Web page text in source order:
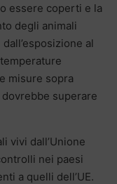
essere coperti e la
degli animali
al
misure sopra
superare
vivi dall’Unione
nei paesi
a quelli dell’UE.